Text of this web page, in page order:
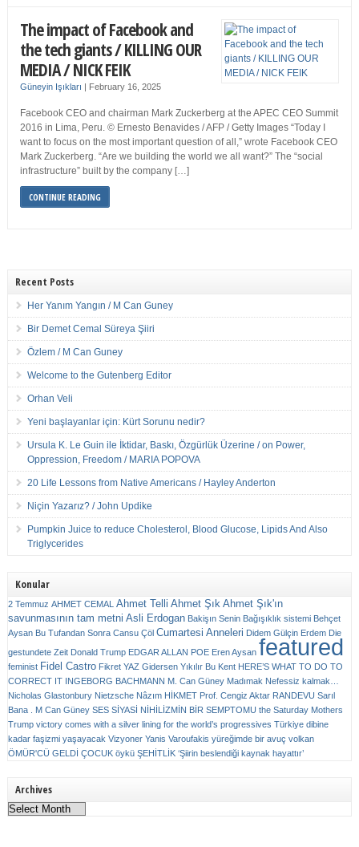
The impact of Facebook and
the tech giants / KILLING OUR
MEDIA / NICK FEIK
Güneyin Işıkları | February 16, 2025
Facebook CEO and chairman Mark Zuckerberg at the APEC CEO Summit
2016 in Lima, Peru. © Ernesto Benavides / AFP / Getty Images “Today I
want to focus on the most important question of all,” wrote Facebook CEO
Mark Zuckerberg. “Are we building the world we all want?” The “social
infrastructure” built by the company […]
CONTINUE READING
Recent Posts
Her Yanım Yangın / M Can Guney
Bir Demet Cemal Süreya Şiiri
Özlem / M Can Guney
Welcome to the Gutenberg Editor
Orhan Veli
Yeni başlayanlar için: Kürt Sorunu nedir?
Ursula K. Le Guin ile İktidar, Baskı, Özgürlük Üzerine / on Power,
Oppression, Freedom / MARIA POPOVA
20 Life Lessons from Native Americans / Hayley Anderton
Niçin Yazarız? / John Updike
Pumpkin Juice to reduce Cholesterol, Blood Glucose, Lipids And Also
Triglycerides
Konular
2 Temmuz AHMET CEMAL Ahmet Telli Ahmet Şık Ahmet Şık'ın
savunmasının tam metni Asli Erdogan Bakişın Senin Bağışıklık sistemi Behçet
Aysan Bu Tufandan Sonra Cansu Çöl Cumartesi Anneleri Didem Gülçin Erdem Die
gestundete Zeit Donald Trump EDGAR ALLAN POE Eren Aysan featured
feminist Fidel Castro Fikret YAZ Gidersen Yıkılır Bu Kent HERE’S WHAT TO DO TO
CORRECT IT INGEBORG BACHMANN M. Can Güney Madımak Nefessiz kalmak…
Nicholas Glastonbury Nietzsche Nâzım HİKMET Prof. Cengiz Aktar RANDEVU Sarıl
Bana . M Can Güney SES SİYASİ NİHİLİZMİN BİR SEMPTOMU the Saturday Mothers
Trump victory comes with a silver lining for the world’s progressives Türkiye dibine
kadar faşizmi yaşayacak Vizyoner Yanis Varoufakis yüreğimde bir avuç volkan
ÖMÜR'CÜ GELDİ ÇOCUK öykü ŞEHİTLİK ‘Şiirin beslendiği kaynak hayattır’
Archives
Archives